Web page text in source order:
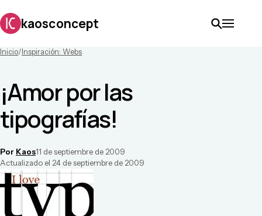
kaosconcept
Inicio/ Inspiración: Webs
¡Amor por las
tipografías!
Por Kaos11 de septiembre de 2009
Actualizado el 24 de septiembre de 2009